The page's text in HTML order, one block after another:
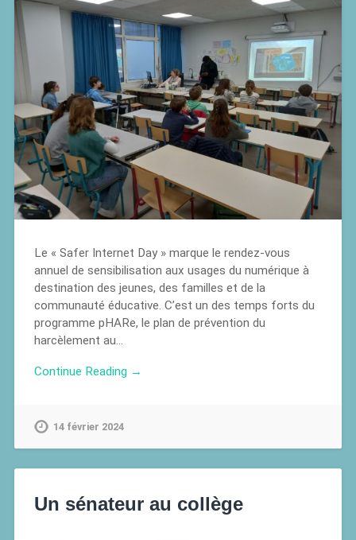
Le « Safer Internet Day » marque le rendez-vous
annuel de sensibilisation aux usages du numérique à
destination des jeunes, des familles et de la
communauté éducative. C’est un des temps forts du
programme pHARe, le plan de prévention du
harcèlement au…
Continue Reading →
14 février 2024
Un sénateur au collège